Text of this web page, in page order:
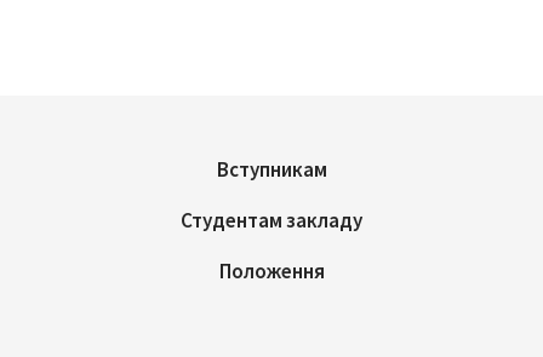
Вступникам
Студентам закладу
Положення